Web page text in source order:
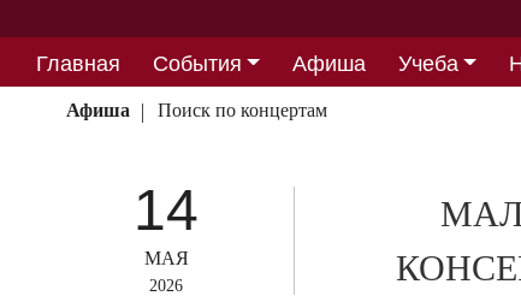
Главная События Афиша Учеба
Партнерство
Афиша Поиск по концертам
14
МАЯ
2026